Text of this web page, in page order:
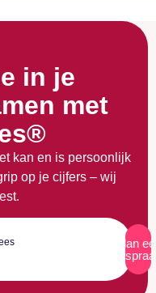
in je
met
kan en is persoonlijk
op je cijfers – wij
Plan